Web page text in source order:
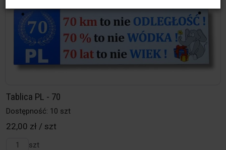
Tablica PL - 70
Dostępność: 10 szt
22,00 zł / szt
szt